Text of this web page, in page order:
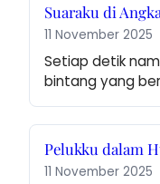
Suaraku di
11 November 2025
Setiap detik
bintang yang
Pelukku dalam
11 November 2025